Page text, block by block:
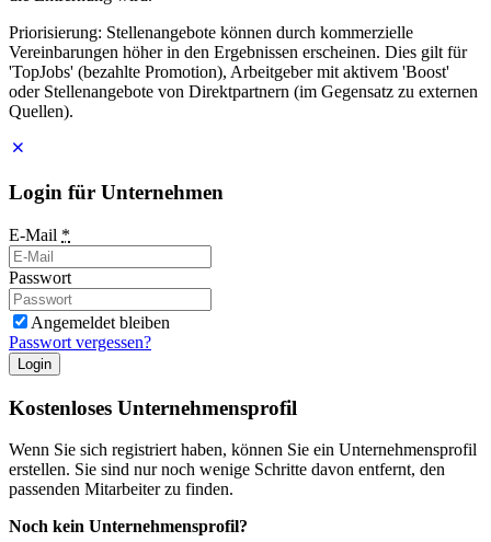
Priorisierung: Stellenangebote können durch kommerzielle
Vereinbarungen höher in den Ergebnissen erscheinen. Dies gilt für
'TopJobs' (bezahlte Promotion), Arbeitgeber mit aktivem 'Boost'
oder Stellenangebote von Direktpartnern (im Gegensatz zu externen
Quellen).
Login für Unternehmen
E-Mail *
Passwort
Angemeldet bleiben
Passwort vergessen?
Login
Kostenloses Unternehmensprofil
Wenn Sie sich registriert haben, können Sie ein Unternehmensprofil
erstellen. Sie sind nur noch wenige Schritte davon entfernt, den
passenden Mitarbeiter zu finden.
Noch kein Unternehmensprofil?